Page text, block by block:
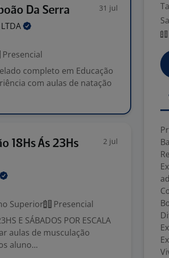
Da Serra 31 jul
LTDA
Presencial
completo em Educação
com aulas de natação
18Hs Ás 23Hs
2 jul
Superior
Presencial
E SÁBADOS POR ESCALA
aulas de musculação
aluno...